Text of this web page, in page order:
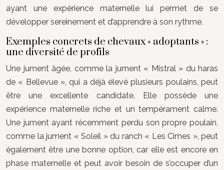
ayant une expérience maternelle lui permet de se
développer sereinement et d’apprendre à son rythme.
Exemples concrets de chevaux « adoptants » :
une diversité de profils
Une jument âgée, comme la jument « Mistral » du haras
de « Bellevue », qui a déjà élevé plusieurs poulains, peut
être une excellente candidate. Elle possède une
expérience maternelle riche et un tempérament calme.
Une jument ayant récemment perdu son propre poulain,
comme la jument « Soleil » du ranch « Les Cimes », peut
également être une bonne option, car elle est encore en
phase maternelle et peut avoir besoin de s’occuper d’un